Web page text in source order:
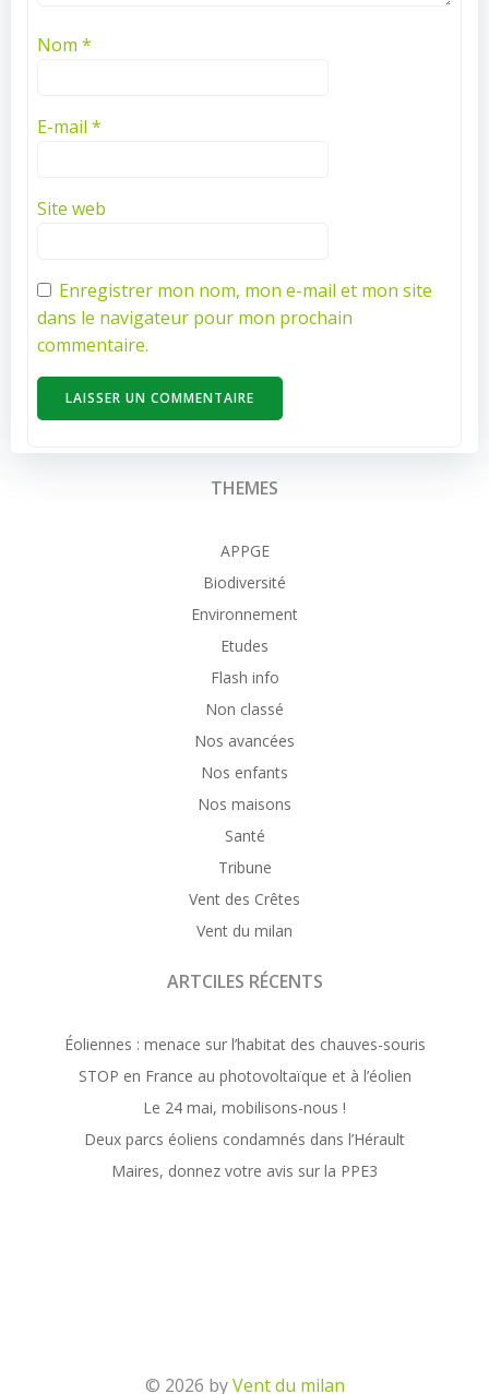
Nom *
E-mail *
Site web
Enregistrer mon nom, mon e-mail et mon site
dans le navigateur pour mon prochain
commentaire.
THEMES
APPGE
Biodiversité
Environnement
Etudes
Flash info
Non classé
Nos avancées
Nos enfants
Nos maisons
Santé
Tribune
Vent des Crêtes
Vent du milan
ARTCILES RÉCENTS
Éoliennes : menace sur l’habitat des chauves-souris
STOP en France au photovoltaïque et à l’éolien
Le 24 mai, mobilisons-nous !
Deux parcs éoliens condamnés dans l’Hérault
Maires, donnez votre avis sur la PPE3
© 2026 byVent du milan